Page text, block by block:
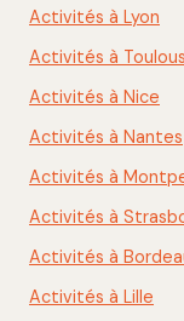
Activités à Lyon
Activités à
Activités à Nice
Activités à Nantes
Activités à
Activités à
Activités à
Activités à Lille